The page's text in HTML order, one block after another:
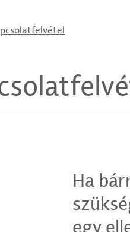
Ha
egy